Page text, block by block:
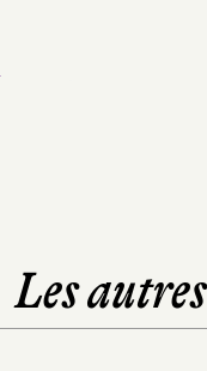
Les